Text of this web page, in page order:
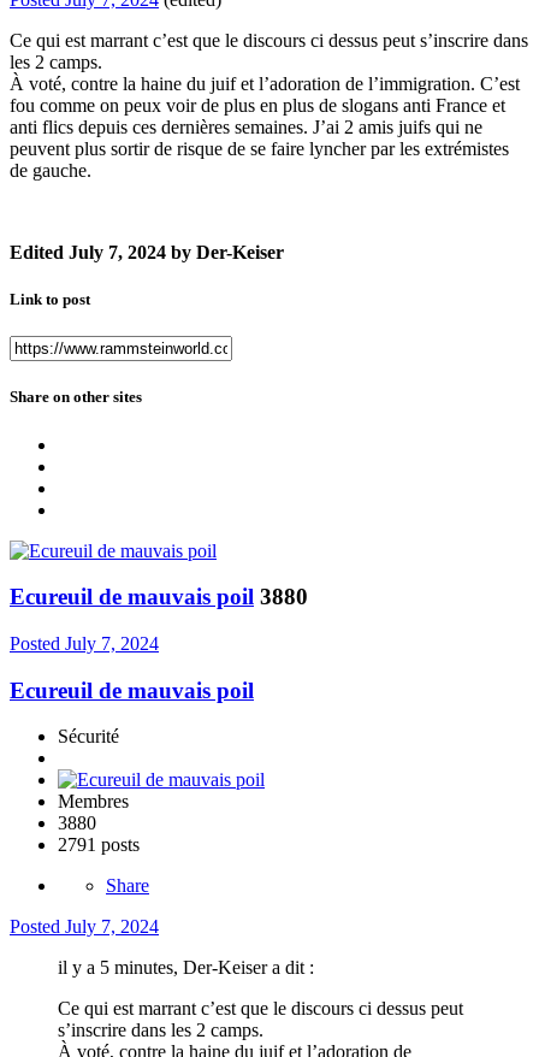
Ce qui est marrant c’est que le discours ci dessus peut s’inscrire dans
les 2 camps.
À voté, contre la haine du juif et l’adoration de l’immigration. C’est
fou comme on peux voir de plus en plus de slogans anti France et
anti flics depuis ces dernières semaines. J’ai 2 amis juifs qui ne
peuvent plus sortir de risque de se faire lyncher par les extrémistes
de gauche.
Edited July 7, 2024 by Der-Keiser
Link to post
Share on other sites
Ecureuil de mauvais poil 3880
Posted July 7, 2024
Ecureuil de mauvais poil
Sécurité
Membres
3880
2791 posts
Share
Posted July 7, 2024
il y a 5 minutes, Der-Keiser a dit :
Ce qui est marrant c’est que le discours ci dessus peut
s’inscrire dans les 2 camps.
À voté, contre la haine du juif et l’adoration de